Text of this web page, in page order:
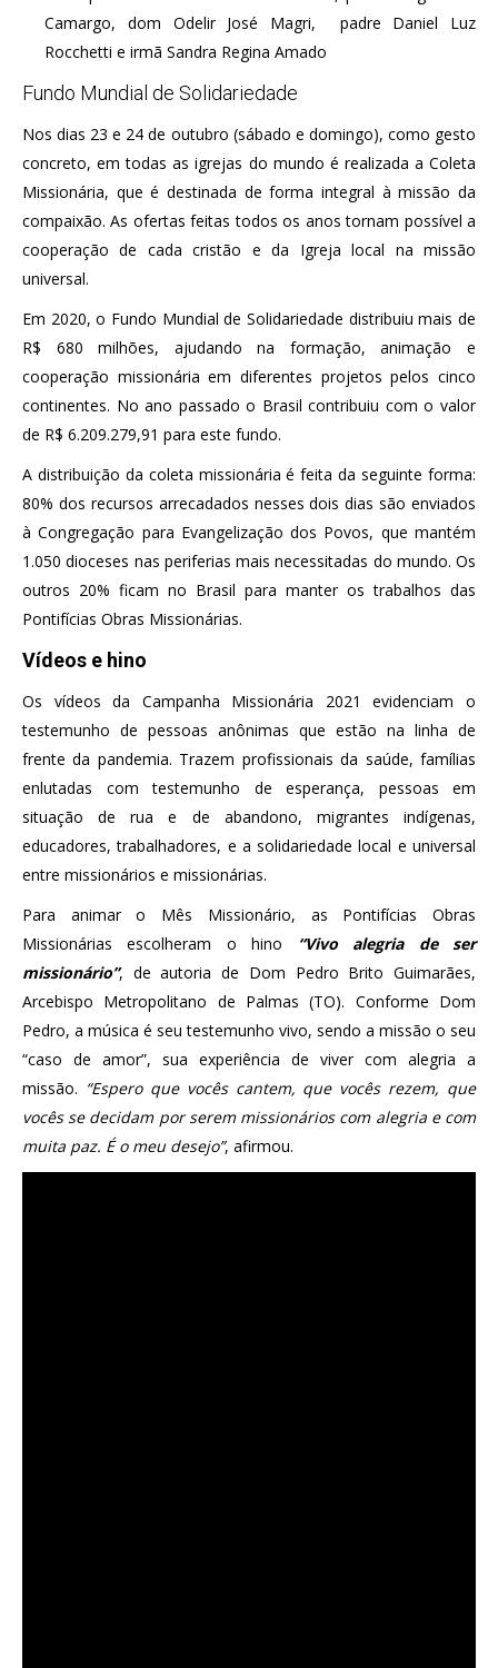
Camargo, dom Odelir José Magri, padre Daniel Luz
Rocchetti e irmã Sandra Regina Amado
Fundo Mundial de Solidariedade
Nos dias 23 e 24 de outubro (sábado e domingo), como gesto
concreto, em todas as igrejas do mundo é realizada a Coleta
Missionária, que é destinada de forma integral à missão da
compaixão. As ofertas feitas todos os anos tornam possível a
cooperação de cada cristão e da Igreja local na missão
universal.
Em 2020, o Fundo Mundial de Solidariedade distribuiu mais de
R$ 680 milhões, ajudando na formação, animação e
cooperação missionária em diferentes projetos pelos cinco
continentes. No ano passado o Brasil contribuiu com o valor
de R$ 6.209.279,91 para este fundo.
A distribuição da coleta missionária é feita da seguinte forma:
80% dos recursos arrecadados nesses dois dias são enviados
à Congregação para Evangelização dos Povos, que mantém
1.050 dioceses nas periferias mais necessitadas do mundo. Os
outros 20% ficam no Brasil para manter os trabalhos das
Pontifícias Obras Missionárias.
Vídeos e hino
Os vídeos da Campanha Missionária 2021 evidenciam o
testemunho de pessoas anônimas que estão na linha de
frente da pandemia. Trazem profissionais da saúde, famílias
enlutadas com testemunho de esperança, pessoas em
situação de rua e de abandono, migrantes indígenas,
educadores, trabalhadores, e a solidariedade local e universal
entre missionários e missionárias.
Para animar o Mês Missionário, as Pontifícias Obras
Missionárias escolheram o hino
“Vivo alegria de ser
missionário”, de autoria de Dom Pedro Brito Guimarães,
Arcebispo Metropolitano de Palmas (TO). Conforme Dom
Pedro, a música é seu testemunho vivo, sendo a missão o seu
“caso de amor”, sua experiência de viver com alegria a
missão. “Espero que vocês cantem, que vocês rezem, que
vocês se decidam por serem missionários com alegria e com
muita paz. É o meu desejo”, afirmou.